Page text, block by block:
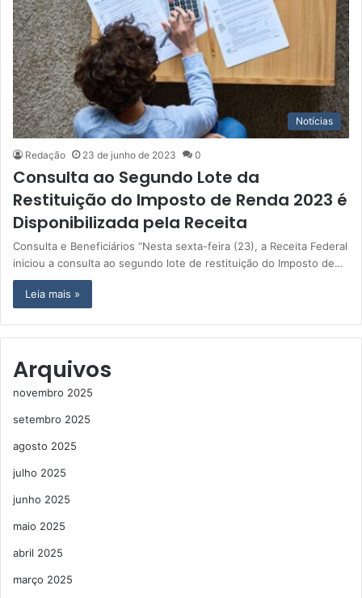
Notícias
Redação 23 de junho de 2023 0
Consulta ao Segundo Lote da
Restituição do Imposto de Renda 2023 é
Disponibilizada pela Receita
Consulta e Beneficiários “Nesta sexta-feira (23), a Receita Federal
iniciou a consulta ao segundo lote de restituição do Imposto de…
Leia mais »
Arquivos
novembro 2025
setembro 2025
agosto 2025
julho 2025
junho 2025
maio 2025
abril 2025
março 2025